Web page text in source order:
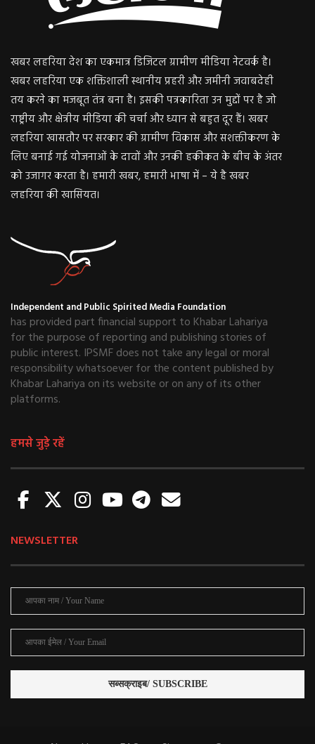
खबर लहरिया देश का एकमात्र डिजिटल ग्रामीण मीडिया नेटवर्क है।
खबर लहरिया एक शक्तिशाली स्थानीय प्रहरी और जमीनी जवाबदेही
तय करने का मजबूत तंत्र बना है। इसकी पत्रकारिता उन मुद्दों पर है जो
राष्ट्रीय और क्षेत्रीय मीडिया की चर्चा और ध्यान से बहुत दूर हैं। खबर
लहरिया खासतौर पर सरकार की ग्रामीण विकास और सशक्तीकरण के
लिए बनाई गई योजनाओं के दावों और उनकी हकीकत के बीच के अंतर
को उजागर करता है। हमारी खबर, हमारी भाषा में – ये है खबर
लहरिया की खासियत।
Independent and Public Spirited Media Foundation
has provided part financial support to Khabar Lahariya
for the purpose of reporting and publishing stories of
public interest. IPSMF does not take any legal or moral
responsibility whatsoever for the content published by
Khabar Lahariya on its website or on any of its other
platforms.
हमसे जुड़े रहें
NEWSLETTER